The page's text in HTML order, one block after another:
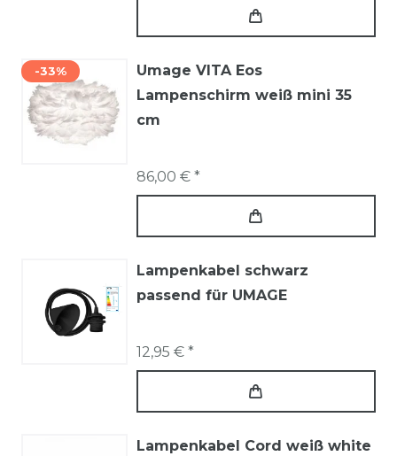
-33%
Umage VITA Eos
Lampenschirm weiß mini 35
cm
86,00 € *
Lampenkabel schwarz
passend für UMAGE
12,95 € *
Lampenkabel Cord weiß white